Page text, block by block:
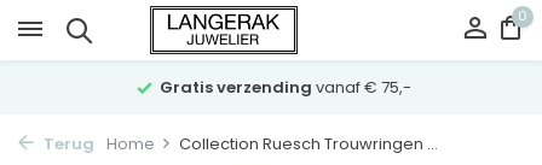
0
Gratis verzending vanaf € 75,-
Terug Home Collection Ruesch Trouwringen ...